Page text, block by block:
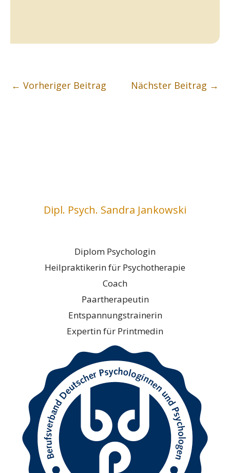
← Vorheriger Beitrag Nächster Beitrag →
Dipl. Psych. Sandra Jankowski
Diplom Psychologin
Heilpraktikerin für Psychotherapie
Coach
Paartherapeutin
Entspannungstrainerin
Expertin für Printmedin